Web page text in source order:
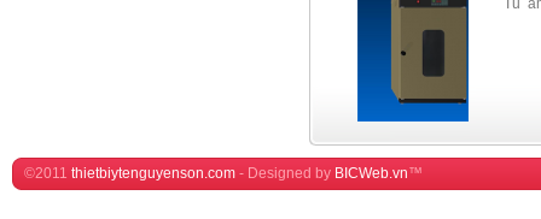
Tủ ấm 200 lít
©2011 thietbiytenguyenson.com - Designed by BICWeb.vn™